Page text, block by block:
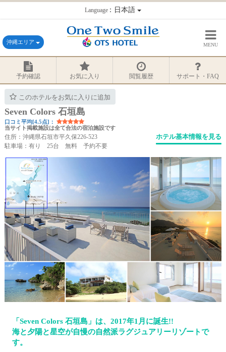
Language：日本語
沖縄エリア MENU
予約確認 お気に入り 閲覧履歴 サポート・FAQ
このホテルをお気に入りに追加
Seven Colors 石垣島
口コミ平均[4.5点]：
当サイト掲載施設は全て合法の宿泊施設です
住所：沖縄県石垣市平久保226-523
駐車場：有り 25台 無料 予約不要
ホテル基本情報を見る
「Seven Colors 石垣島」は、2017年1月に誕生!!
海と夕陽と星空が自慢の自然派ラグジュアリーリゾートで
す。